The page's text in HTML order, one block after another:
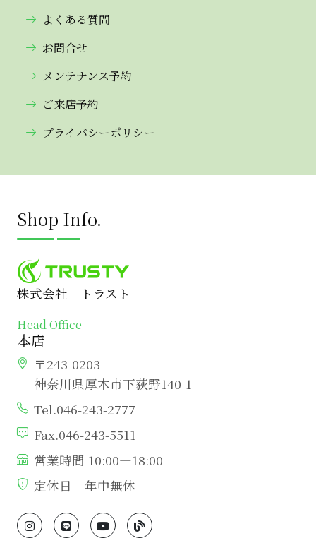
よくある質問
お問合せ
メンテナンス予約
ご来店予約
プライバシーポリシー
Shop Info.
株式会社 トラスト
Head Office
本店
〒243-0203
神奈川県厚木市下荻野140-1
Tel.046-243-2777
Fax.046-243-5511
営業時間 10:00―18:00
定休日 年中無休